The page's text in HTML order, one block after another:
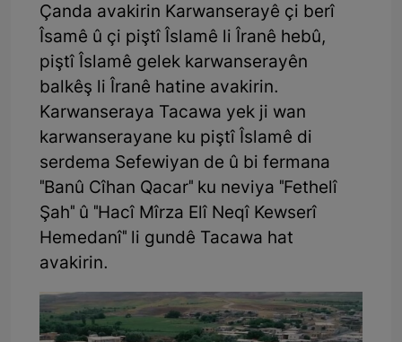
Çanda avakirin Karwanserayê çi berî
Îsamê û çi piştî Îslamê li Îranê hebû,
piştî Îslamê gelek karwanserayên
balkêş li Îranê hatine avakirin.
Karwanseraya Tacawa yek ji wan
karwanserayane ku piştî Îslamê di
serdema Sefewiyan de û bi fermana
"Banû Cîhan Qacar" ku neviya "Fethelî
Şah" û "Hacî Mîrza Elî Neqî Kewserî
Hemedanî" li gundê Tacawa hat
avakirin.